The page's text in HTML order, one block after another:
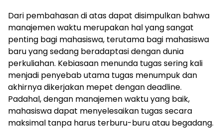
Dari pembahasan di atas dapat disimpulkan bahwa
manajemen waktu merupakan hal yang sangat
penting bagi mahasiswa, terutama bagi mahasiswa
baru yang sedang beradaptasi dengan dunia
perkuliahan. Kebiasaan menunda tugas sering kali
menjadi penyebab utama tugas menumpuk dan
akhirnya dikerjakan mepet dengan deadline.
Padahal, dengan manajemen waktu yang baik,
mahasiswa dapat menyelesaikan tugas secara
maksimal tanpa harus terburu-buru atau begadang.